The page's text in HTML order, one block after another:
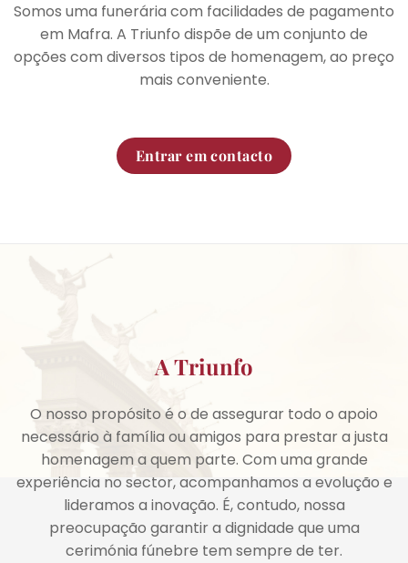
Somos uma funerária com facilidades de pagamento
em Mafra. A Triunfo dispõe de um conjunto de
opções com diversos tipos de homenagem, ao preço
mais conveniente.
Entrar em contacto
A Triunfo
O nosso propósito é o de assegurar todo o apoio
necessário à família ou amigos para prestar a justa
homenagem a quem parte. Com uma grande
experiência no sector, acompanhamos a evolução e
lideramos a inovação. É, contudo, nossa
preocupação garantir a dignidade que uma
cerimónia fúnebre tem sempre de ter.